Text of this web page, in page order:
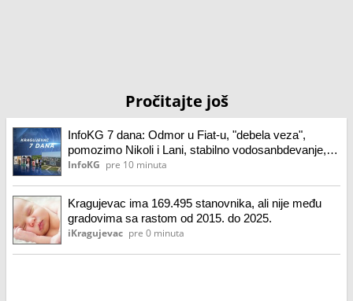
Pročitajte još
InfoKG 7 dana: Odmor u Fiat-u, "debela veza",
pomozimo Nikoli i Lani, stabilno vodosanbdevanje,
EXPO 2027...
InfoKG pre 10 minuta
Kragujevac ima 169.495 stanovnika, ali nije među
gradovima sa rastom od 2015. do 2025.
iKragujevac pre 0 minuta